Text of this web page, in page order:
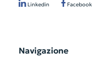
Linkedin Facebook
Navigazione